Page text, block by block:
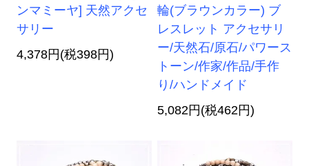
ンマミーヤ] 天然アクセ
サリー
4,378円(税398円)
輪(ブラウンカラー) ブ
レスレット アクセサリ
ー/天然石/原石/パワース
トーン/作家/作品/手作
り/ハンドメイド
5,082円(税462円)